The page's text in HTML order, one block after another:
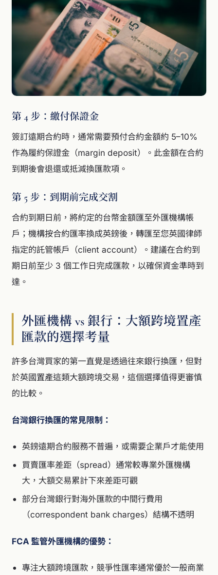
第 4 步：繳付保證金
簽訂遠期合約時，通常需要預付合約金額約 5–10%
作為履約保證金（margin deposit）。此金額在合約
到期後會退還或抵減換匯款項。
第 5 步：到期前完成交割
合約到期日前，將約定的台幣金額匯至外匯機構帳
戶；機構按合約匯率換成英鎊後，轉匯至您英國律師
指定的託管帳戶（client account）。建議在合約到
期日前至少 3 個工作日完成匯款，以確保資金準時到
達。
外匯機構 vs 銀行：大額跨境置產
匯款的選擇考量
許多台灣買家的第一直覺是透過往來銀行換匯，但對
於英國置產這類大額跨境交易，這個選擇值得更審慎
的比較。
台灣銀行換匯的常見限制：
英鎊遠期合約服務不普遍，或需要企業戶才能使用
買賣匯率差距（spread）通常較專業外匯機構
大，大額交易累計下來差距可觀
部分台灣銀行對海外匯款的中間行費用
（correspondent bank charges）結構不透明
FCA 監管外匯機構的優勢：
專注大額跨境匯款，競爭性匯率通常優於一般商業